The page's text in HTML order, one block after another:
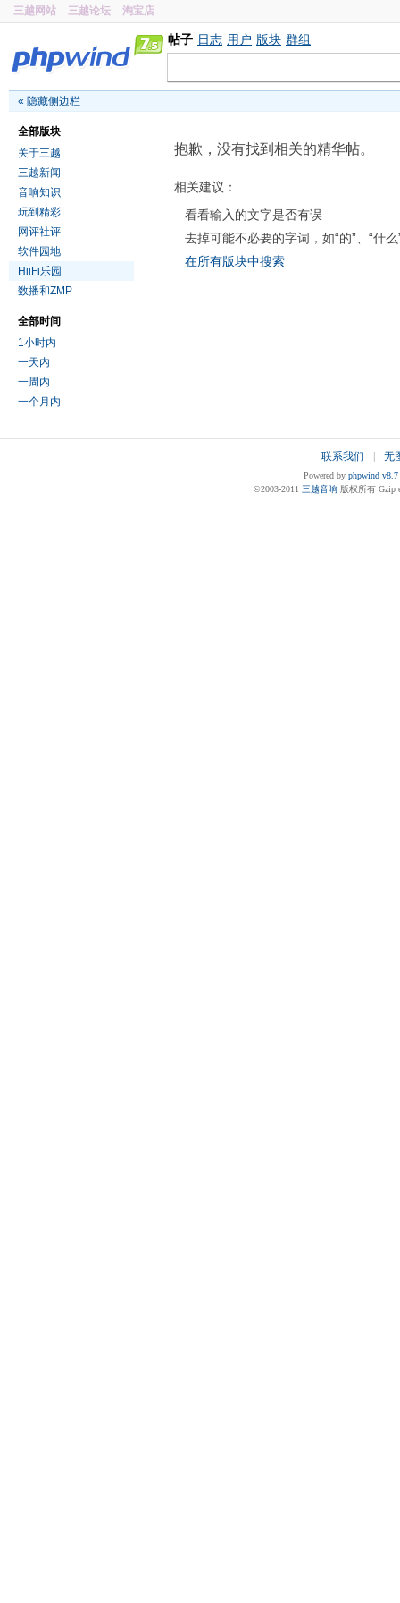
三越网站 三越论坛 淘宝店
帖子 日志 用户 版块 群组
« 隐藏侧边栏
全部版块
关于三越
三越新闻
音响知识
玩到精彩
网评社评
软件园地
HiiFi乐园
数播和ZMP
全部时间
1小时内
一天内
一周内
一个月内
抱歉，没有找到相关的精华帖。
相关建议：
看看输入的文字是否有误
去掉可能不必要的字词，如“的”、“什么
在所有版块中搜索
联系我们 无
Powered by phpwind v8.7
©2003-2011 三越音响 版权所有 Gzip